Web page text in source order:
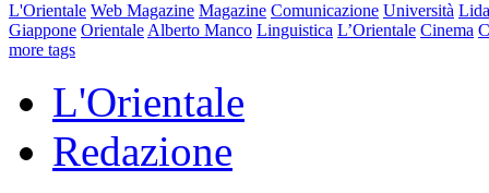
L'Orientale Web Magazine Magazine Comunicazione Università
Giappone Orientale Alberto Manco Linguistica L’Orientale Cinema
more tags
L'Orientale
Redazione